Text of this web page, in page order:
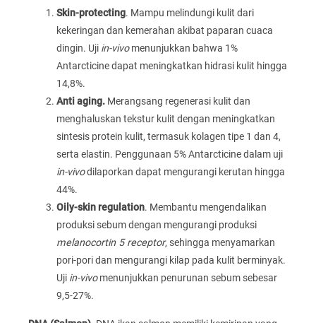
Skin-protecting. Mampu melindungi kulit dari
kekeringan dan kemerahan akibat paparan cuaca
dingin. Uji in-vivomenunjukkan bahwa 1%
Antarcticine dapat meningkatkan hidrasi kulit hingga
14,8%.
Anti aging. Merangsang regenerasi kulit dan
menghaluskan tekstur kulit dengan meningkatkan
sintesis protein kulit, termasuk kolagen tipe 1 dan 4,
serta elastin. Penggunaan 5% Antarcticine dalam uji
in-vivodilaporkan dapat mengurangi kerutan hingga
44%.
Oily-skin regulation. Membantu mengendalikan
produksi sebum dengan mengurangi produksi
melanocortin 5 receptor, sehingga menyamarkan
pori-pori dan mengurangi kilap pada kulit berminyak.
Uji in-vivomenunjukkan penurunan sebum sebesar
9,5-27%.